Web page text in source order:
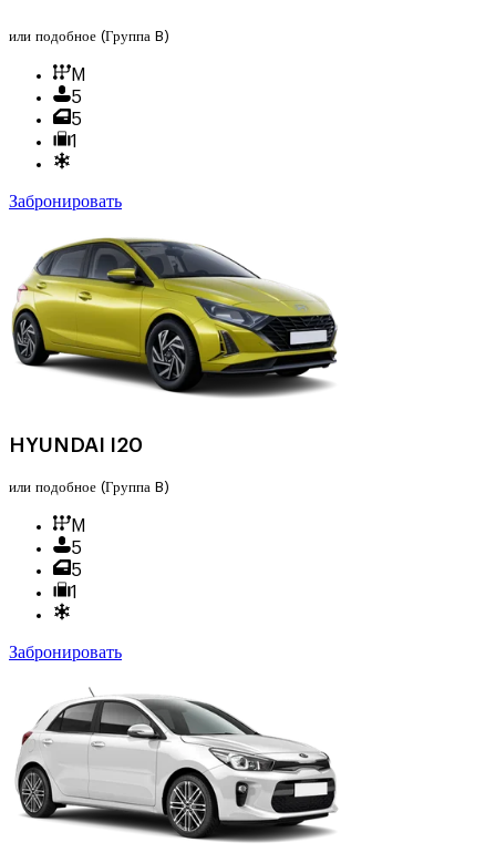
или подобное (Группа B)
M
5
5
1
Забронировать
HYUNDAI I20
или подобное (Группа B)
M
5
5
1
Забронировать